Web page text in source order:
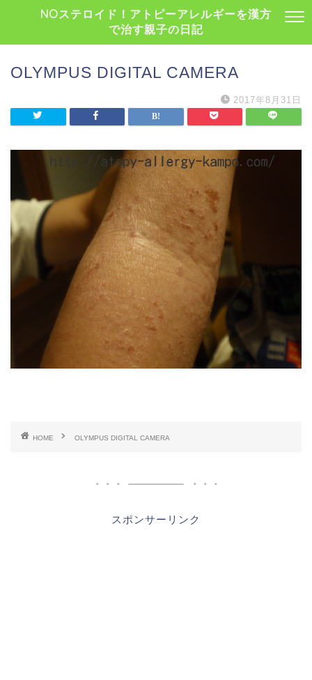
NOステロイド！アトピーアレルギーを漢方
で治す親子の日記
OLYMPUS DIGITAL CAMERA
2017年8月31日
HOME OLYMPUS DIGITAL CAMERA
スポンサーリンク